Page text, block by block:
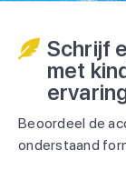
Schrijf
met
Beoordeel de
onderstaand